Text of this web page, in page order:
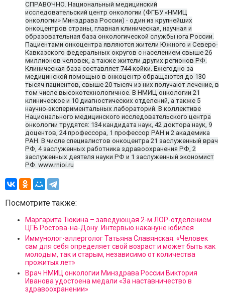
СПРАВОЧНО. Национальный медицинский
исследовательский центр онкологии (ФГБУ «НМИЦ
онкологии» Минздрава России) - один из крупнейших
онкоцентров страны, главная клиническая, научная и
образовательная база онкологической службы юга России.
Пациентами онкоцентра являются жители Южного и Северо-
Кавказского федеральных округов с населением свыше 26
миллионов человек, а также жители других регионов РФ.
Клиническая база составляет 744 койки. Ежегодно за
медицинской помощью в онкоцентр обращаются до 130
тысяч пациентов, свыше 20 тысяч из них получают лечение, в
том числе высокотехнологичное. В НМИЦ онкологии 21
клиническое и 10 диагностических отделений, а также 5
научно-экспериментальных лабораторий. В коллективе
Национального медицинского исследовательского центра
онкологии трудятся: 134 кандидата наук, 42 доктора наук, 9
доцентов, 24 профессора, 1 профессор РАН и 2 академика
РАН. В числе специалистов онкоцентра 21 заслуженный врач
РФ, 4 заслуженных работника здравоохранения РФ, 2
заслуженных деятеля науки РФ и 1 заслуженный экономист
РФ. www.rnioi.ru
Посмотрите также:
Маргарита Тюкина – заведующая 2-м ЛОР-отделением
ЦГБ Ростова-на-Дону. Интервью накануне юбилея
Иммунолог-аллерголог Татьяна Славянская: «Человек
сам для себя определяет свой возраст и может быть как
молодым, так и старым, независимо от количества
прожитых лет»
Врач НМИЦ онкологии Минздрава России Виктория
Иванова удостоена медали «За наставничество в
здравоохранении»